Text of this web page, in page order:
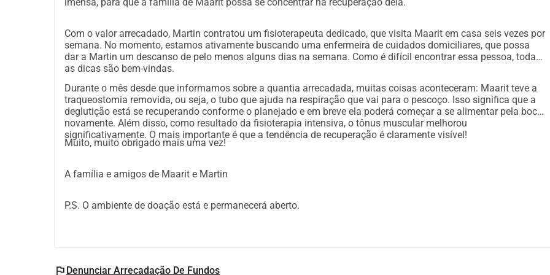
4 meses), que atualmente estão sob os cuidados de avós, parentes e
amigos. O marido de Maarit, Martin, é seu cuidador 24/7, seu suporte e a
personificação de otimismo, humor e amor incondicional.
É desnecessário explicar que essa situação trouxe imensos desafios
para a família de Maarit e Martin, bem como para seus entes queridos
fisicamente, emocionalmente e praticamente. A recuperação exige
comprometimento, trabalho persistente e tempo, mas também dinheiro.
Para apoiar a família de Maarit e Martin, estabelecemos a ONG Vesiniidu
Fund (Vesiniidu é o nome de sua casa), cujo único objetivo é arrecadar
Apoio adicional é necessário para vários propósitos:
Com o valor arrecadado, Martin contratou um fisioterapeuta dedicado, que visita Maarit em casa seis vezes por
semana. No momento, estamos ativamente buscando uma enfermeira de cuidados domiciliares, que possa
dar a Martin um descanso de pelo menos alguns dias na semana. Como é difícil encontrar essa pessoa, todas
as dicas são bem-vindas.
Durante o mês desde que informamos sobre a quantia arrecadada, muitas coisas aconteceram: Maarit teve a
traqueostomia removida, ou seja, o tubo que ajuda na respiração que vai para o pescoço. Isso significa que a
deglutição está se recuperando conforme o planejado e em breve ela poderá começar a se alimentar pela boca
novamente. Além disso, como resultado da fisioterapia intensiva, o tônus muscular melhorou
significativamente. O mais importante é que a tendência de recuperação é claramente visível!
Muito, muito obrigado mais uma vez!
A família e amigos de Maarit e Martin
P.S. O ambiente de doação está e permanecerá aberto.
flag Denunciar Arrecadação De Fundos